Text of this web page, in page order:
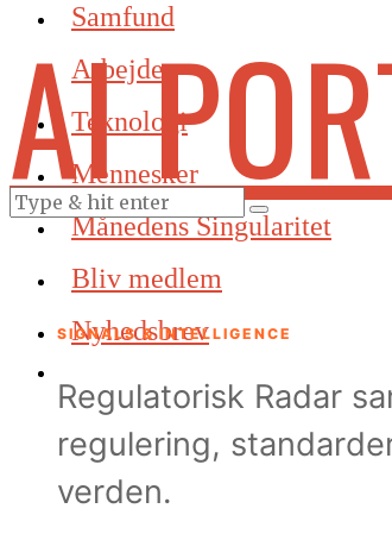
Samfund
Arbejde
Teknologi
Mennesker
Månedens Singularitet
Bliv medlem
Nyhedsbrev
AI
SIGNALS & INTELLIGENCE
Regulatorisk Radar
regulering,
verden.